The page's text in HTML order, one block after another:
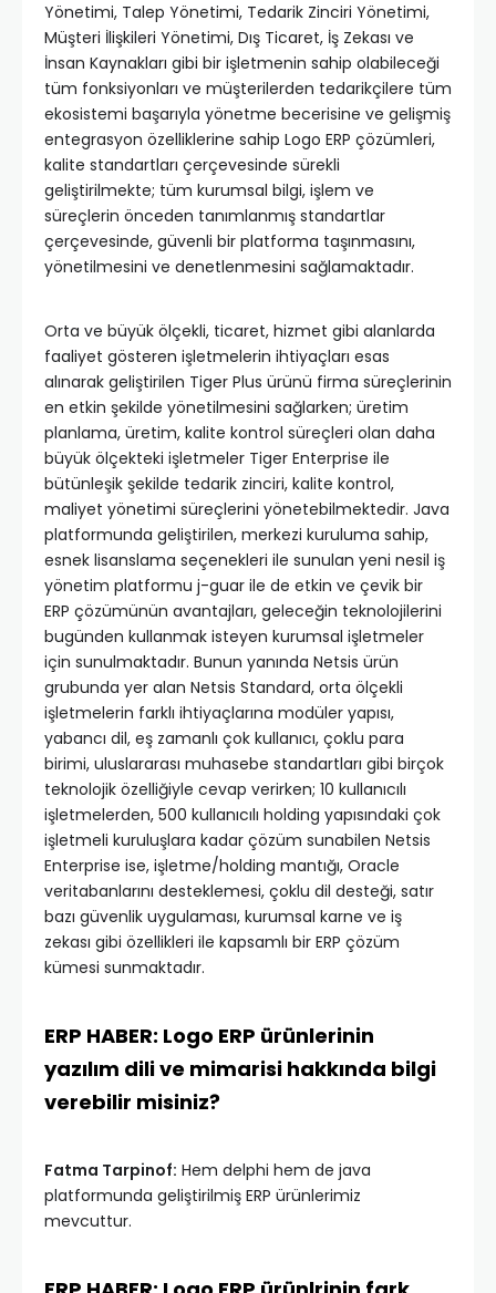
Yönetimi, Talep Yönetimi, Tedarik Zinciri Yönetimi,
Müşteri İlişkileri Yönetimi, Dış Ticaret, İş Zekası ve
İnsan Kaynakları gibi bir işletmenin sahip olabileceği
tüm fonksiyonları ve müşterilerden tedarikçilere tüm
ekosistemi başarıyla yönetme becerisine ve gelişmiş
entegrasyon özelliklerine sahip Logo ERP çözümleri,
kalite standartları çerçevesinde sürekli
geliştirilmekte; tüm kurumsal bilgi, işlem ve
süreçlerin önceden tanımlanmış standartlar
çerçevesinde, güvenli bir platforma taşınmasını,
yönetilmesini ve denetlenmesini sağlamaktadır.
Orta ve büyük ölçekli, ticaret, hizmet gibi alanlarda
faaliyet gösteren işletmelerin ihtiyaçları esas
alınarak geliştirilen Tiger Plus ürünü firma süreçlerinin
en etkin şekilde yönetilmesini sağlarken; üretim
planlama, üretim, kalite kontrol süreçleri olan daha
büyük ölçekteki işletmeler Tiger Enterprise ile
bütünleşik şekilde tedarik zinciri, kalite kontrol,
maliyet yönetimi süreçlerini yönetebilmektedir. Java
platformunda geliştirilen, merkezi kuruluma sahip,
esnek lisanslama seçenekleri ile sunulan yeni nesil iş
yönetim platformu j-guar ile de etkin ve çevik bir
ERP çözümünün avantajları, geleceğin teknolojilerini
bugünden kullanmak isteyen kurumsal işletmeler
için sunulmaktadır. Bunun yanında Netsis ürün
grubunda yer alan Netsis Standard, orta ölçekli
işletmelerin farklı ihtiyaçlarına modüler yapısı,
yabancı dil, eş zamanlı çok kullanıcı, çoklu para
birimi, uluslararası muhasebe standartları gibi birçok
teknolojik özelliğiyle cevap verirken; 10 kullanıcılı
işletmelerden, 500 kullanıcılı holding yapısındaki çok
işletmeli kuruluşlara kadar çözüm sunabilen Netsis
Enterprise ise, işletme/holding mantığı, Oracle
veritabanlarını desteklemesi, çoklu dil desteği, satır
bazı güvenlik uygulaması, kurumsal karne ve iş
zekası gibi özellikleri ile kapsamlı bir ERP çözüm
kümesi sunmaktadır.
ERP HABER: Logo ERP ürünlerinin
yazılım dili ve mimarisi hakkında bilgi
verebilir misiniz?
Fatma Tarpinof: Hem delphi hem de java
platformunda geliştirilmiş ERP ürünlerimiz
mevcuttur.